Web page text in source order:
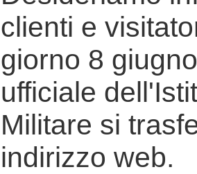
clienti e
giorno 8
ufficiale
Militare si
indirizzo web.